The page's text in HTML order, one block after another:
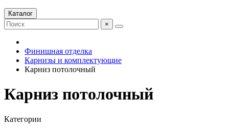
Каталог
×
Финишная отделка
Карнизы и комплектующие
Карниз потолочный
Карниз потолочный
Категории